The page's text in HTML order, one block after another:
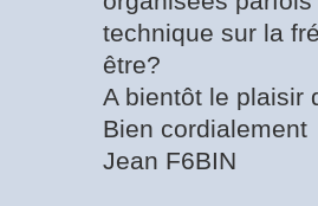
technique sur la
être?
A bientôt le plaisir
Bien cordialement
Jean F6BIN